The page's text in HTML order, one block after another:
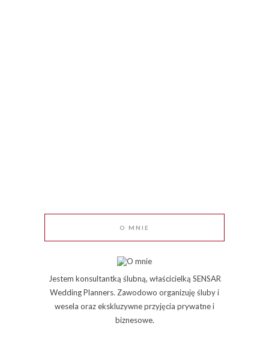
O MNIE
Jestem konsultantką ślubną, właścicielką SENSAR
Wedding Planners. Zawodowo organizuję śluby i
wesela oraz ekskluzywne przyjęcia prywatne i
biznesowe.